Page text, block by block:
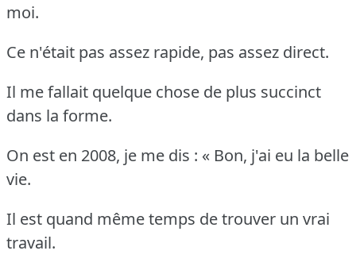
moi.
Ce n'était pas assez rapide, pas assez direct.
Il me fallait quelque chose de plus succinct
dans la forme.
On est en 2008, je me dis : « Bon, j'ai eu la belle
vie.
Il est quand même temps de trouver un vrai
travail.